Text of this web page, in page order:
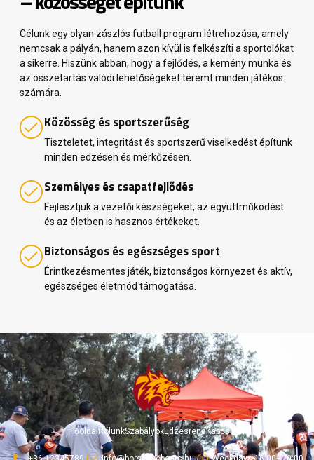
Célunk egy olyan zászlós futball program létrehozása, amely
nemcsak a pályán, hanem azon kívül is felkészíti a sportolókat
a sikerre. Hiszünk abban, hogy a fejlődés, a kemény munka és
az összetartás valódi lehetőségeket teremt minden játékos
számára.
Közösség és sportszerűség
Tiszteletet, integritást és sportszerű viselkedést építünk
minden edzésen és mérkőzésen.
Személyes és csapatfejlődés
Fejlesztjük a vezetői készségeket, az együttműködést
és az életben is hasznos értékeket.
Biztonságos és egészséges sport
Érintkezésmentes játék, biztonságos környezet és aktív,
egészséges életmód támogatása.
FőoldalRólunkSzabályokEdzésrendKapcsolat